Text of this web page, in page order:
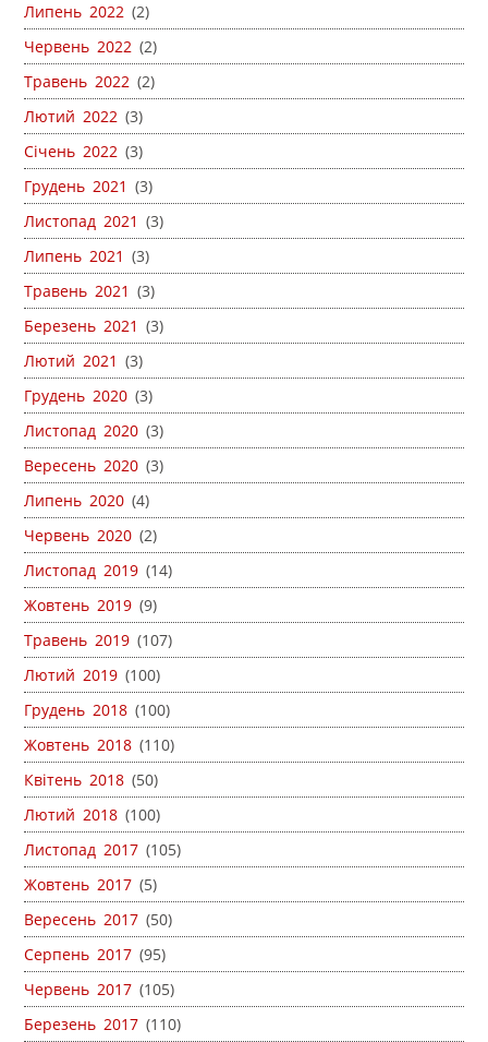
Липень 2022 (2)
Червень 2022 (2)
Травень 2022 (2)
Лютий 2022 (3)
Січень 2022 (3)
Грудень 2021 (3)
Листопад 2021 (3)
Липень 2021 (3)
Травень 2021 (3)
Березень 2021 (3)
Лютий 2021 (3)
Грудень 2020 (3)
Листопад 2020 (3)
Вересень 2020 (3)
Липень 2020 (4)
Червень 2020 (2)
Листопад 2019 (14)
Жовтень 2019 (9)
Травень 2019 (107)
Лютий 2019 (100)
Грудень 2018 (100)
Жовтень 2018 (110)
Квітень 2018 (50)
Лютий 2018 (100)
Листопад 2017 (105)
Жовтень 2017 (5)
Вересень 2017 (50)
Серпень 2017 (95)
Червень 2017 (105)
Березень 2017 (110)